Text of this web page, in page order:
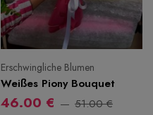
Erschwingliche Blumen
Weißes Piony Bouquet
46.00 € 51.00 €